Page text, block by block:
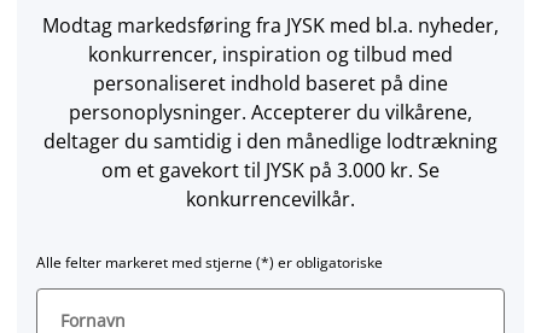
Modtag markedsføring fra JYSK med bl.a. nyheder,
konkurrencer, inspiration og tilbud med
personaliseret indhold baseret på dine
personoplysninger. Accepterer du vilkårene,
deltager du samtidig i den månedlige lodtrækning
om et gavekort til JYSK på 3.000 kr. Se
konkurrencevilkår.
Alle felter markeret med stjerne (*) er obligatoriske
Fornavn